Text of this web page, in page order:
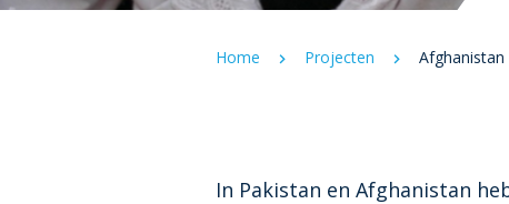
Home Projecten
In Pakistan en Afghanistan